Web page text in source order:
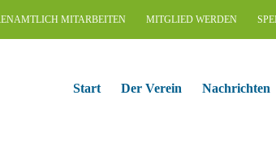
MITARBEITEN MITGLIED WERDEN
Start Der Verein Nachrichten